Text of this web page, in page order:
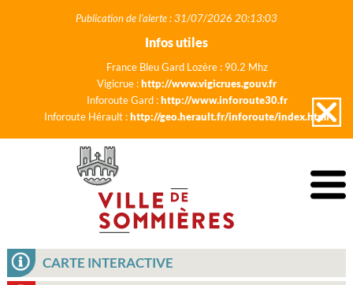
Publication de l'alerte : 31/07/2026 20:13:03
Infos utiles
France Bleu Gard Lozère : 90.2 Mhz
Vigicrue :http://www.vigicrues.gouv.fr
Inforoute Gard :http://www.inforoute30.fr
Inforoute Hérault :http://geo.herault.fr/inforoute/index.html
CARTE INTERACTIVE